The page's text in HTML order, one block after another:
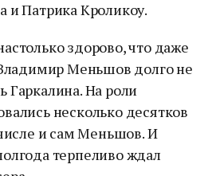
и Патрика Кроликоу.
здорово, что даже
Меньшов долго не
Гаркалина. На роли
несколько десятков
и сам Меньшов. И
терпеливо ждал